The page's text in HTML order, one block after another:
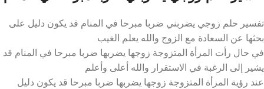
تفسير حلم زوجي يضربني ضربا مبرحا في المنام قد يكون دليل على
بحثها عن السعادة مع الزوج والله يعلم الغيب
في حال رأت المرأة المتزوجة زوجها يضربها ضربا مبرحا في المنام قد
يشير إلى الرغبة في الاستقرار والله أعلى وأعلم
عند رؤية المرأة المتزوجة زوجها يضربها ضربا مبرحا قد يكون دليل